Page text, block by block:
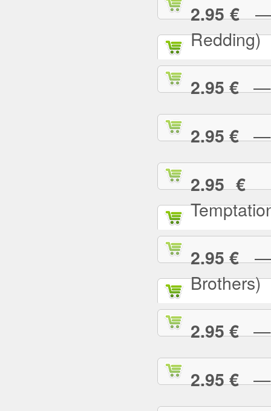
2.95 €—
Redding)
2.95 €—
2.95 €—
2.95 €—
2.95 €—
Brothers)
2.95 €—
2.95 €—